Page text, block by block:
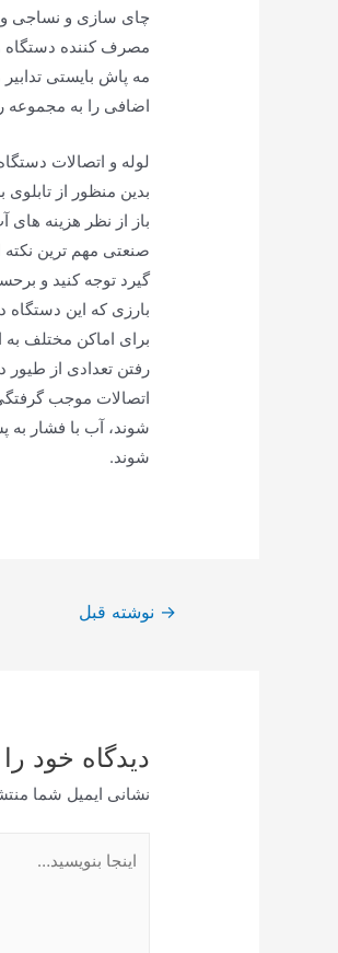
چای سازی و نساجی و
مصرف کننده
مه پاش بایستی
اضافی را به مجموعه
لوله و اتصالات
بدین منظور از
باز از نظر هزینه
صنعتی مهم ترین
گیرد توجه کنید و
بارزی که این
برای اماکن مختلف
رفتن تعدادی از
اتصالات موجب
شوند، آب با فشار به
شوند.
→ نوشته قبل
دیدگاه‌ خود
نشانی ایمیل شما
بنویسید…